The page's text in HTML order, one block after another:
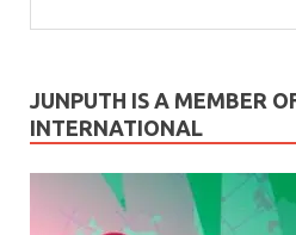
JUNPUTH IS A MEMBER
INTERNATIONAL